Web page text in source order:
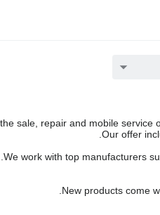
sale, repair and mobile service
Our offer
We work with top manufacturers
New products come